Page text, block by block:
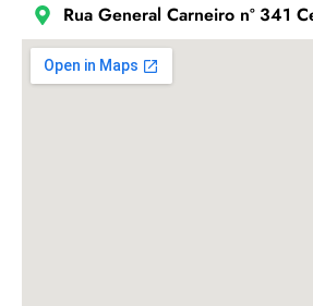
Rua General Carneiro nº 341